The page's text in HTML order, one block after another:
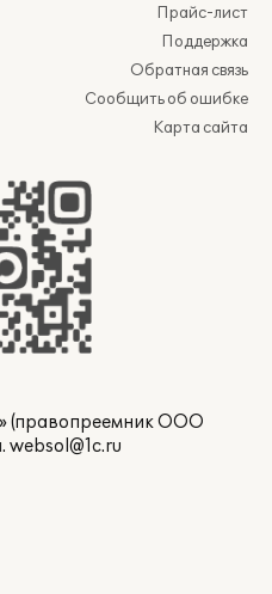
Прайс-лист
Поддержка
Обратная связь
Сообщить об ошибке
Карта сайта
(правопреемник ООО
websol@1c.ru